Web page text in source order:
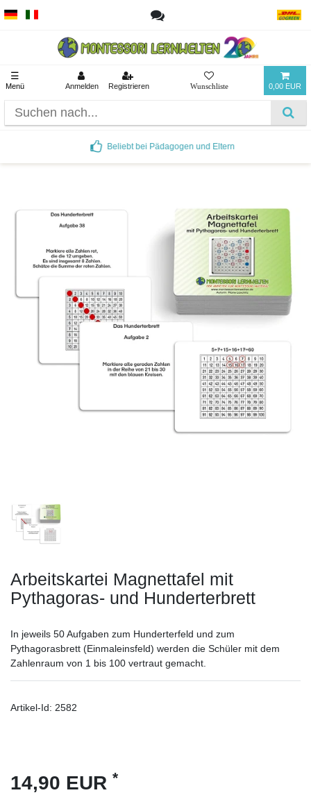
☰
Menü Anmelden Registrieren 0,00 EUR
Beliebt bei Pädagogen und Eltern
Arbeitskartei Magnettafel mit
Pythagoras- und Hunderterbrett
In jeweils 50 Aufgaben zum Hunderterfeld und zum
Pythagorasbrett (Einmaleinsfeld) werden die Schüler mit dem
Zahlenraum von 1 bis 100 vertraut gemacht.
Artikel-Id: 2582
14,90 EUR *